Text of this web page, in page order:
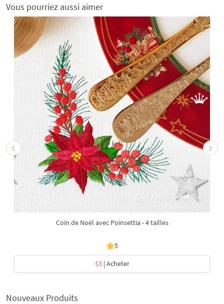
Vous pourriez aussi aimer
Coin de Noël avec Poinsettia - 4 tailles
5
$3| Acheter
Nouveaux Produits